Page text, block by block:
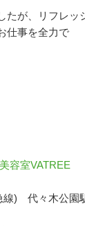
たが、リフレッ
仕事を全力で
容室VATREE
線) 代々木公園